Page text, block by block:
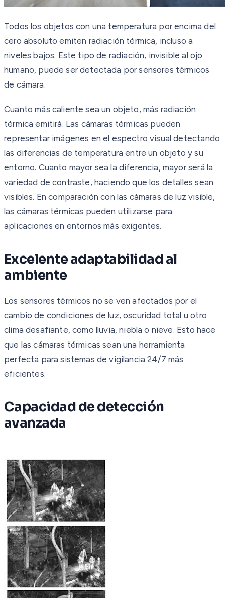
Todos los objetos con una temperatura por encima del
cero absoluto emiten radiación térmica, incluso a
niveles bajos. Este tipo de radiación, invisible al ojo
humano, puede ser detectada por sensores térmicos
de cámara.
Cuanto más caliente sea un objeto, más radiación
térmica emitirá. Las cámaras térmicas pueden
representar imágenes en el espectro visual detectando
las diferencias de temperatura entre un objeto y su
entorno. Cuanto mayor sea la diferencia, mayor será la
variedad de contraste, haciendo que los detalles sean
visibles. En comparación con las cámaras de luz visible,
las cámaras térmicas pueden utilizarse para
aplicaciones en entornos más exigentes.
Excelente adaptabilidad al
ambiente
Los sensores térmicos no se ven afectados por el
cambio de condiciones de luz, oscuridad total u otro
clima desafiante, como lluvia, niebla o nieve. Esto hace
que las cámaras térmicas sean una herramienta
perfecta para sistemas de vigilancia 24/7 más
eficientes.
Capacidad de detección
avanzada